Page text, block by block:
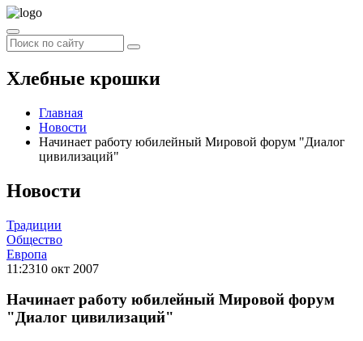
Хлебные крошки
Главная
Новости
Начинает работу юбилейный Мировой форум "Диалог
цивилизаций"
Новости
Традиции
Общество
Европа
11:2310 окт 2007
Начинает работу юбилейный Мировой форум
"Диалог цивилизаций"